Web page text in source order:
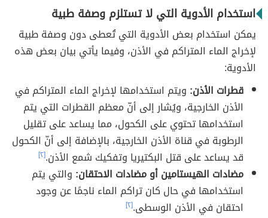
استخدام الأدوية التي لا تستلزم وصفة طبية
يمكن استخدام بعض الأدوية التي تُعطى دون وصفة طبية
لإخراج الماء المتراكم في الأذن، وفيما يأتي بيان بعض هذه
الأدوية:
قطرات الأذن: ويتم استخدامها لإخراج الماء المتراكم في
الأذن الخارجية، ويُشار إلى أنّ معظم القطرات التي يتم
استخدامها تحتوي على الكحول، مما يساعد على تقليل
الرطوبة في قناة الأذن الخارجية، بالإضافة إلى أنّ الكحول
قد يساعد على قتل البكتيريا وتفكيك شمع الأذن.[٢]
مضادات الهيستامين أو مضادات الاحتقان: والتي يتم
استخدامها في حال كان تراكم الماء ناجمًا عن وجود
احتقان في الأذن الوسطى.[٢]